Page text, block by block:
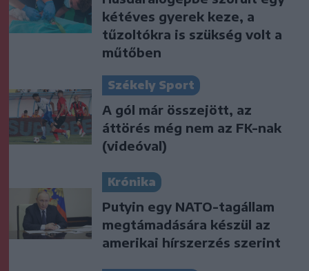
kétéves gyerek keze, a
tűzoltókra is szükség volt a
műtőben
Székely Sport
A gól már összejött, az
áttörés még nem az FK-nak
(videóval)
Krónika
Putyin egy NATO-tagállam
megtámadására készül az
amerikai hírszerzés szerint